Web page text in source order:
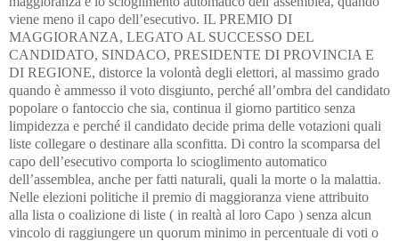
viene meno il capo dell’esecutivo. IL PREMIO DI
MAGGIORANZA, LEGATO AL SUCCESSO DEL
CANDIDATO, SINDACO, PRESIDENTE DI PROVINCIA E
DI REGIONE, distorce la volontà degli elettori, al massimo grado
quando è ammesso il voto disgiunto, perché all’ombra del candidato
popolare o fantoccio che sia, continua il giorno partitico senza
limpidezza e perché il candidato decide prima delle votazioni quali
liste collegare o destinare alla sconfitta. Di contro la scomparsa del
capo dell’esecutivo comporta lo scioglimento automatico
dell’assemblea, anche per fatti naturali, quali la morte o la malattia.
Nelle elezioni politiche il premio di maggioranza viene attribuito
alla lista o coalizione di liste ( in realtà al loro Capo ) senza alcun
vincolo di raggiungere un quorum minimo in percentuale di voti o